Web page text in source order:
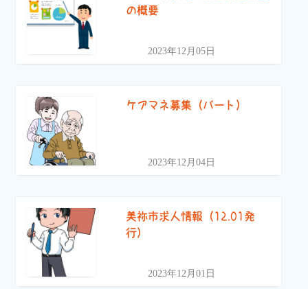
の概要
2023年12月05日
ケアマネ募集（パート）
2023年12月04日
美祢市求人情報（12.01発
行）
2023年12月01日